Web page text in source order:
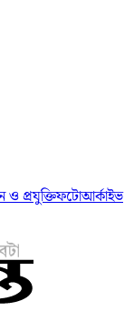
ও প্রযুক্তিফটোআর্কাইভ